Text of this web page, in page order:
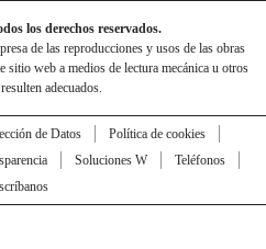
los derechos reservados.
de las reproducciones y usos de las obras
sitio web a medios de lectura mecánica u otros
adecuados.
de Datos
Política de cookies
Soluciones W
Teléfonos